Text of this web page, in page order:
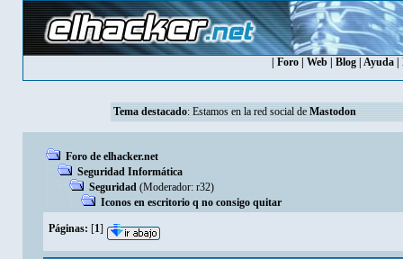
Foro| Web| Blog| Ayuda|
Tema destacado: Estamos en la red social de Mastodon
Foro de elhacker.net
Seguridad Informática
Seguridad (Moderador: r32)
Iconos en escritorio q no consigo quitar
Páginas: [1]